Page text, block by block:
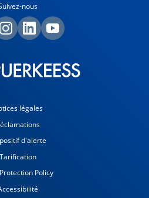
nous
légales
d'alerte
Tarification
Policy